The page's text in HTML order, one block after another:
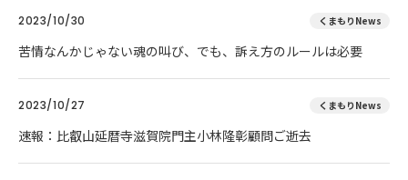
2023/10/30 くまもりNews
苦情なんかじゃない魂の叫び、でも、訴え方のルールは必要
2023/10/27 くまもりNews
速報：比叡山延暦寺滋賀院門主小林隆彰顧問ご逝去